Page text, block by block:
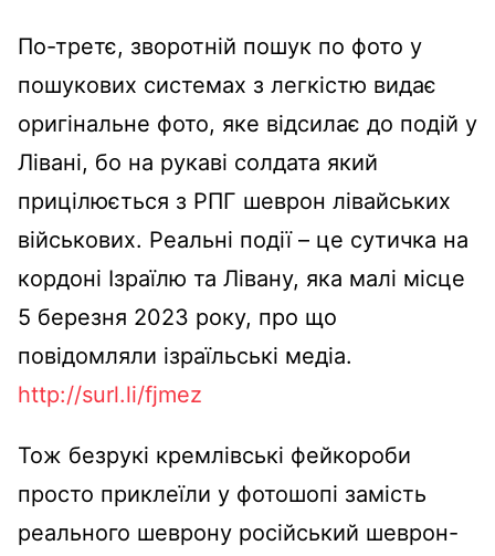
По-третє, зворотній пошук по фото у
пошукових системах з легкістю видає
оригінальне фото, яке відсилає до подій у
Лівані, бо на рукаві солдата який
прицілюється з РПГ шеврон лівайських
військових. Реальні події – це сутичка на
кордоні Ізраїлю та Лівану, яка малі місце
5 березня 2023 року, про що
повідомляли ізраїльські медіа.
http://surl.li/fjmez
Тож безрукі кремлівські фейкороби
просто приклеїли у фотошопі замість
реального шеврону російський шеврон-